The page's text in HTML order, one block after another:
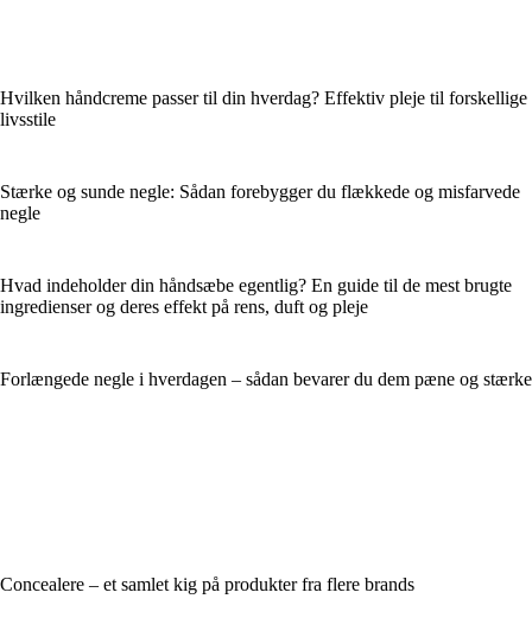
Hvilken håndcreme passer til din hverdag? Effektiv pleje til forskellige
livsstile
Stærke og sunde negle: Sådan forebygger du flækkede og misfarvede
negle
Hvad indeholder din håndsæbe egentlig? En guide til de mest brugte
ingredienser og deres effekt på rens, duft og pleje
Forlængede negle i hverdagen – sådan bevarer du dem pæne og stærke
Concealere – et samlet kig på produkter fra flere brands